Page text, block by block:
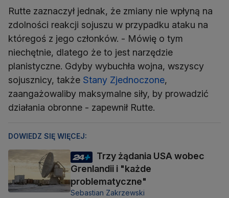
Rutte zaznaczył jednak, że zmiany nie wpłyną na
zdolności reakcji sojuszu w przypadku ataku na
któregoś z jego członków. - Mówię o tym
niechętnie, dlatego że to jest narzędzie
planistyczne. Gdyby wybuchła wojna, wszyscy
sojusznicy, także Stany Zjednoczone,
zaangażowaliby maksymalne siły, by prowadzić
działania obronne - zapewnił Rutte.
DOWIEDZ SIĘ WIĘCEJ:
Trzy żądania USA wobec
Grenlandii i "każde
problematyczne"
Sebastian Zakrzewski